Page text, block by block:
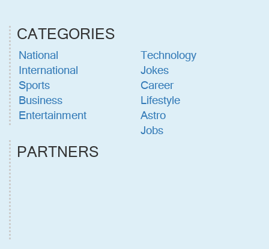
CATEGORIES
National
International
Sports
Business
Entertainment
Technology
Jokes
Career
Lifestyle
Astro
Jobs
PARTNERS